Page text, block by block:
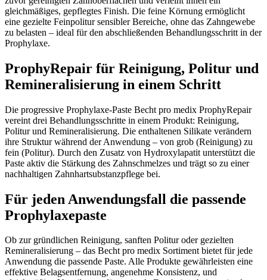
gleichmäßiges, gepflegtes Finish. Die feine Körnung ermöglicht
eine gezielte Feinpolitur sensibler Bereiche, ohne das Zahngewebe
zu belasten – ideal für den abschließenden Behandlungsschritt in der
Prophylaxe.
ProphyRepair für Reinigung, Politur und
Remineralisierung in einem Schritt
Die progressive Prophylaxe-Paste Becht pro medix ProphyRepair
vereint drei Behandlungsschritte in einem Produkt: Reinigung,
Politur und Remineralisierung. Die enthaltenen Silikate verändern
ihre Struktur während der Anwendung – von grob (Reinigung) zu
fein (Politur). Durch den Zusatz von Hydroxylapatit unterstützt die
Paste aktiv die Stärkung des Zahnschmelzes und trägt so zu einer
nachhaltigen Zahnhartsubstanzpflege bei.
Für jeden Anwendungsfall die passende
Prophylaxepaste
Ob zur gründlichen Reinigung, sanften Politur oder gezielten
Remineralisierung – das Becht pro medix Sortiment bietet für jede
Anwendung die passende Paste. Alle Produkte gewährleisten eine
effektive Belagsentfernung, angenehme Konsistenz, und